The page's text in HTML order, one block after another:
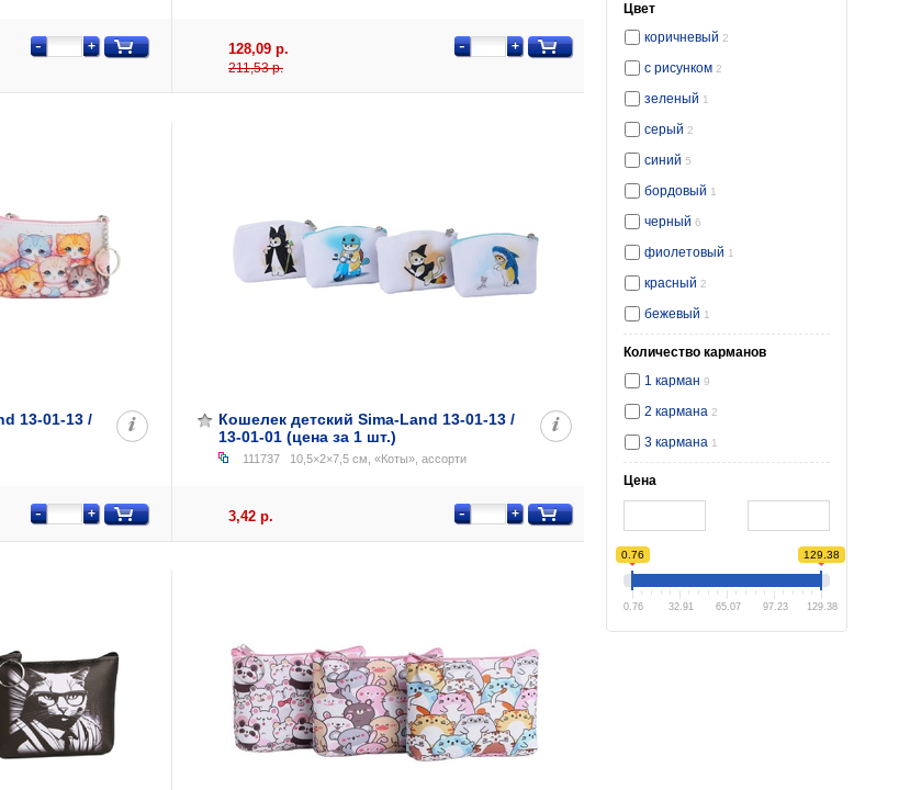
Цвет
коричневый 2
с рисунком 2
зеленый 1
серый 2
синий 5
бордовый 1
черный 6
фиолетовый 1
красный 2
бежевый 1
Количество карманов
1 карман 9
2 кармана 2
3 кармана 1
Цена
0.76 129.38
0.76 32.91 65.07 97.23 129.38
- + - +
128,09 р.
211,53 p.
13-01-13 /
Кошелек детский Sima-Land 13-01-13 /
13-01-01 (цена за 1 шт.)
111737 10,5×2×7,5 см, «Коты», ассорти
- + - +
3,42 р.